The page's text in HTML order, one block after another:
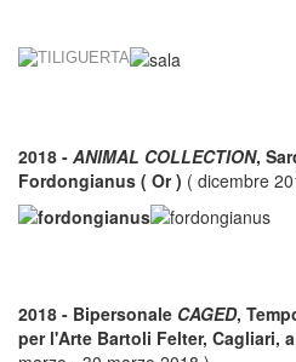
2018 - ANIMAL COLLECTION,
Fordongianus ( Or ) ( dicembre
2018 - Bipersonale CAGED,
per l'Arte Bartoli Felter, Cagliari,